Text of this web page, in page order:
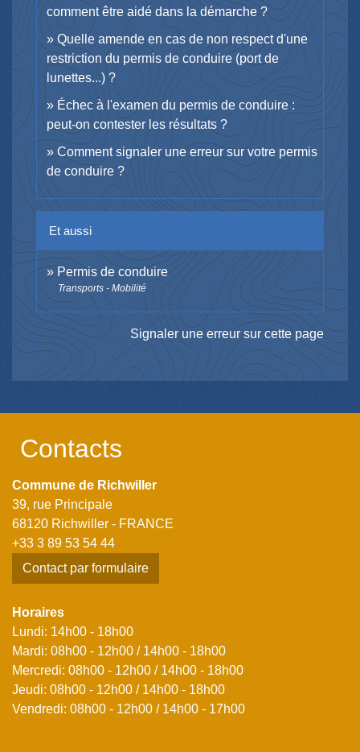
comment être aidé dans la démarche ?
Quelle amende en cas de non respect d'une
restriction du permis de conduire (port de
lunettes...) ?
Échec à l'examen du permis de conduire :
peut-on contester les résultats ?
Comment signaler une erreur sur votre permis
de conduire ?
Et aussi
Permis de conduire
Transports - Mobilité
Signaler une erreur sur cette page
Contacts
Commune de Richwiller
39, rue Principale
68120 Richwiller - FRANCE
+33 3 89 53 54 44
Contact par formulaire
Horaires
Lundi: 14h00 - 18h00
Mardi: 08h00 - 12h00 / 14h00 - 18h00
Mercredi: 08h00 - 12h00 / 14h00 - 18h00
Jeudi: 08h00 - 12h00 / 14h00 - 18h00
Vendredi: 08h00 - 12h00 / 14h00 - 17h00